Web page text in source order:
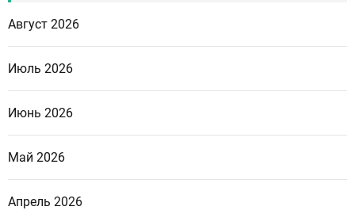
Август 2026
Июль 2026
Июнь 2026
Май 2026
Апрель 2026